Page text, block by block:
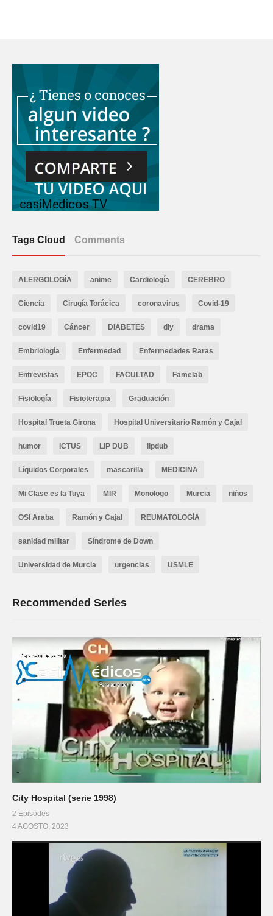
Tags Cloud Comments
ALERGOLOGÍA anime Cardiología CEREBRO
Ciencia Cirugía Torácica coronavirus Covid-19
covid19 Cáncer DIABETES diy drama
Embriología Enfermedad Enfermedades Raras
Entrevistas EPOC FACULTAD Famelab
Fisiología Fisioterapia Graduación
Hospital Trueta Girona Hospital Universitario Ramón y Cajal
humor ICTUS LIP DUB lipdub
Líquidos Corporales mascarilla MEDICINA
Mi Clase es la Tuya MIR Monologo Murcia niños
OSI Araba Ramón y Cajal REUMATOLOGÍA
sanidad militar Síndrome de Down
Universidad de Murcia urgencias USMLE
Recommended Series
City Hospital (serie 1998)
2 Episodes
4 AGOSTO, 2023